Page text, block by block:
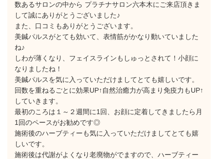
数あるサロンの中から プラチナサロン六本木にご来店頂きま
して誠にありがとうございました♪
また、口コミもありがとうございます。
美鍼パルスがとても効いて、表情筋がかなり動いていました
ね♪
しわが薄くなり、フェイスラインもしゅっとされて！小顔に
なりましたね！
美鍼パルスを気に入っていただけましてとても嬉しいです。
回数を重ねるごとに効果UP↑自然治癒力が高まり免疫力もUP↑
していきます。
最初のころは１～２週間に1回、お顔に定着してきましたら月
1回のペースがお勧めです◎
施術後のハーブティーも気に入っていただけましてとても嬉
しいです。
施術後は代謝がよくなり老廃物がでますので、ハーブティー